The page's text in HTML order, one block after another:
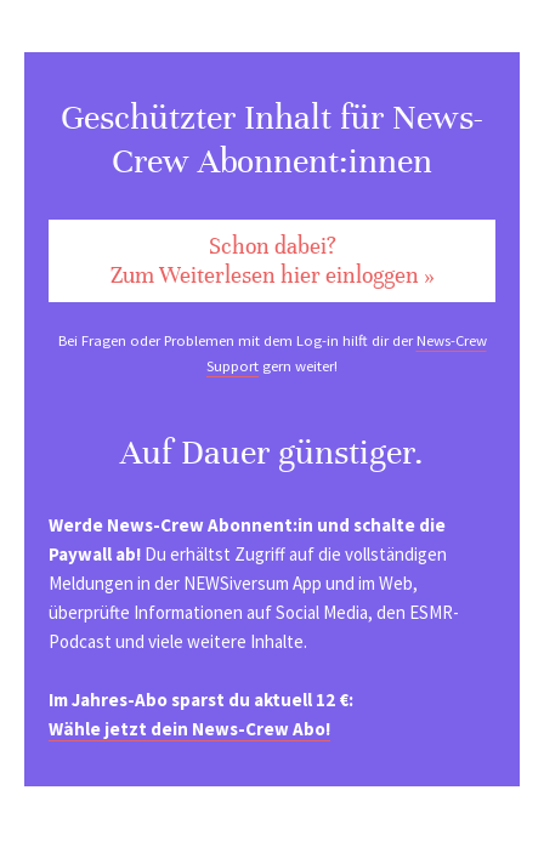
Geschützter Inhalt für News-
Crew Abonnent:innen
Schon dabei?
Zum Weiterlesen hier einloggen »
Bei Fragen oder Problemen mit dem Log-in hilft dir derNews-Crew
Support gern weiter!
Auf Dauer günstiger.
Werde News-Crew Abonnent:in und schalte die
Paywall ab! Du erhältst Zugriff auf die vollständigen
Meldungen in der NEWSiversum App und im Web,
überprüfte Informationen auf Social Media, den ESMR-
Podcast und viele weitere Inhalte.
Im Jahres-Abo sparst du aktuell 12 €:
Wähle jetzt dein News-Crew Abo!